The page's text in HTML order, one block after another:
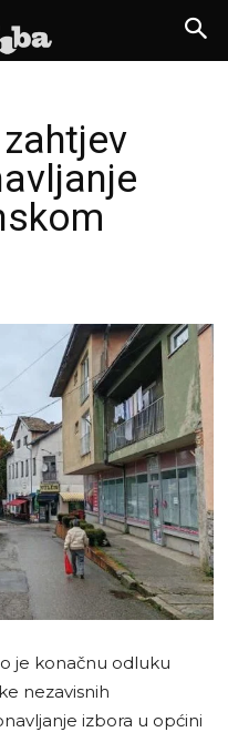
je konačnu odluku
nezavisnih
izbora u općini